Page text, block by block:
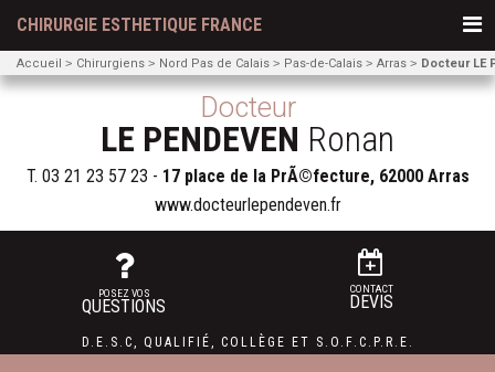
CHIRURGIE ESTHETIQUE FRANCE
Accueil Chirurgiens Nord Pas de Calais Pas-de-Calais Arras Docteur LE
Docteur
LE PENDEVEN Ronan
T. 03 21 23 57 23 - 17 place de la PrÃ©fecture, 62000 Arras
www.docteurlependeven.fr
POSEZ VOS
QUESTIONS
CONTACT
DEVIS
D.E.S.C, QUALIFIÉ, COLLÈGE ET S.O.F.C.P.R.E.